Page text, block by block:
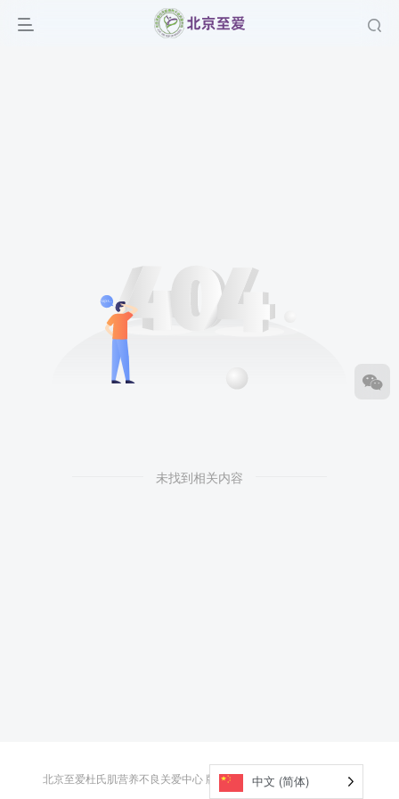
未找到相关内容
北京至爱杜氏肌营养不良关爱中心 版权所有京ICP备18019348号-1
中文 (简体)